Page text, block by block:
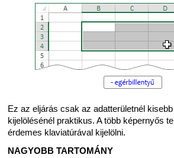
Ez az eljárás csak az adatterületnél
kijelölésénél praktikus. A több képernyős
érdemes klaviatúrával kijelölni.
NAGYOBB TARTOMÁNY